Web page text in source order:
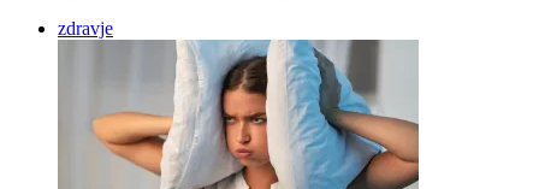
zdravje